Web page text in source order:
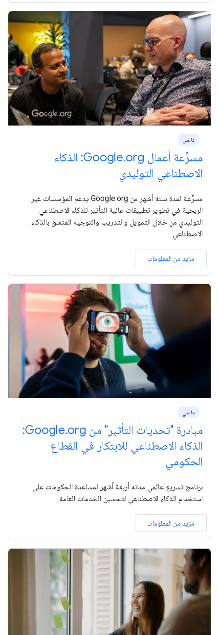
عالمي
مسرِّعة أعمال Google.org: الذكاء
الاصطناعي التوليدي
مسرِّعة لمدة ستة أشهر من Google.org يدعم المؤسسات غير
الربحية في تطوير تطبيقات عالية التأثير للذكاء الاصطناعي
التوليدي من خلال التمويل والتدريب والتوجيه المتعلق بالذكاء
الاصطناعي.
مزيد من المعلومات
عالمي
مبادرة "تحديات التأثير" من Google.org:
الذكاء الاصطناعي للابتكار في القطاع
الحكومي
برنامج تسريع عالمي مدته أربعة أشهر لمساعدة الحكومات على
استخدام الذكاء الاصطناعي لتحسين الخدمات العامة
مزيد من المعلومات